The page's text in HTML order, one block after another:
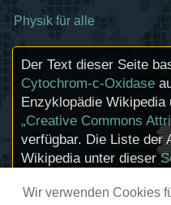
Wir verwenden Cookies
Physik für alle
Der Text dieser Seite
Cytochrom-c-Oxidase
Enzyklopädie
„Creative Commons
verfügbar. Die Liste der
Wikipedia unter dieser
Informationen zu den